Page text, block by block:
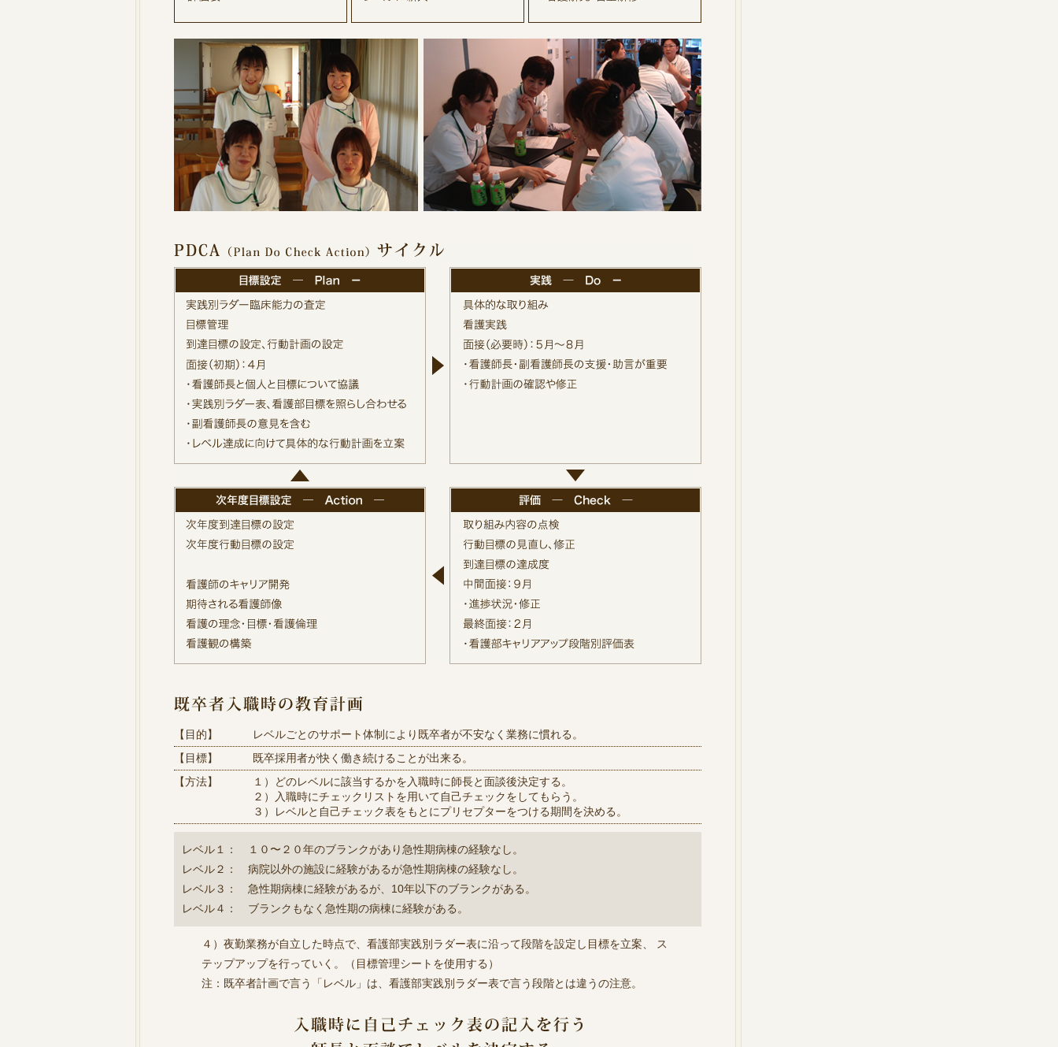
【目的】
レベルごとのサポート体制により既卒者が不安なく業務に慣れる。
【目標】
既卒採用者が快く働き続けることが出来る。
【方法】
１）どのレベルに該当するかを入職時に師長と面談後決定する。
２）入職時にチェックリストを用いて自己チェックをしてもらう。
３）レベルと自己チェック表をもとにプリセプターをつける期間を決める。
レベル１： １０〜２０年のブランクがあり急性期病棟の経験なし。
レベル２： 病院以外の施設に経験があるが急性期病棟の経験なし。
レベル３： 急性期病棟に経験があるが、10年以下のブランクがある。
レベル４： ブランクもなく急性期の病棟に経験がある。
４）夜勤業務が自立した時点で、看護部実践別ラダー表に沿って段階を設定し目標を立案、 ス
テップアップを行っていく。（目標管理シートを使用する）
注：既卒者計画で言う「レベル」は、看護部実践別ラダー表で言う段階とは違うの注意。